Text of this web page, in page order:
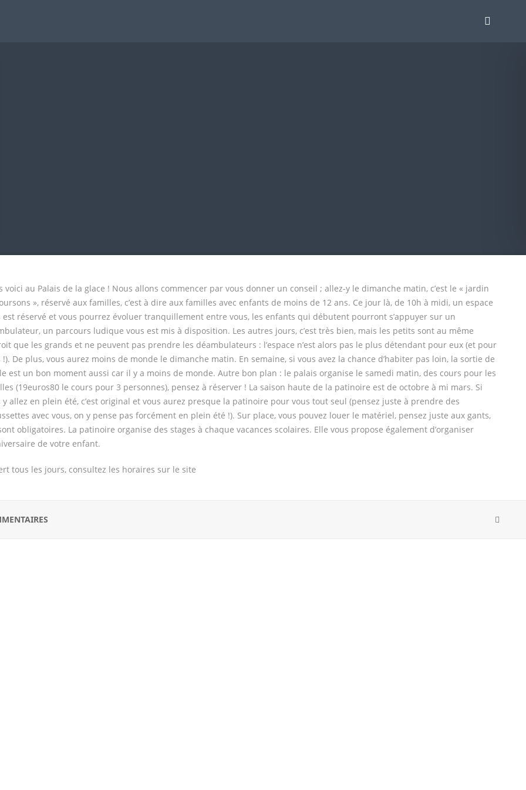
voici au Palais de la glace ! Nous allons commencer par vous donner un conseil ; allez-y le dimanche matin, c’est le « jardin
», réservé aux familles, c’est à dire aux familles avec enfants de moins de 12 ans. Ce jour là, de 10h à midi, un espace
est réservé et vous pourrez évoluer tranquillement entre vous, les enfants qui débutent pourront s’appuyer sur un
un parcours ludique vous est mis à disposition. Les autres jours, c’est très bien, mais les petits sont au même
que les grands et ne peuvent pas prendre les déambulateurs : l’espace n’est alors pas le plus détendant pour eux (et pour
!). De plus, vous aurez moins de monde le dimanche matin. En semaine, si vous avez la chance d’habiter pas loin, la sortie de
est un bon moment aussi car il y a moins de monde. Autre bon plan : le palais organise le samedi matin, des cours pour les
(19euros80 le cours pour 3 personnes), pensez à réserver ! La saison haute de la patinoire est de octobre à mi mars. Si
y allez en plein été, c’est original et vous aurez presque la patinoire pour vous tout seul (pensez juste à prendre des
avec vous, on y pense pas forcément en plein été !). Sur place, vous pouvez louer le matériel, pensez juste aux gants,
obligatoires. La patinoire organise des stages à chaque vacances scolaires. Elle vous propose également d’organiser
de votre enfant.
tous les jours, consultez les horaires sur le site